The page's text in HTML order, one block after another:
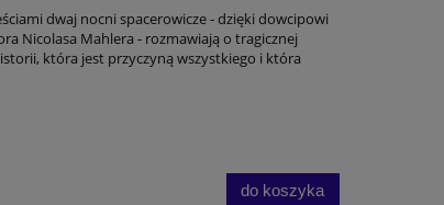
dwaj nocni spacerowicze - dzięki dowcipowi
Nicolasa Mahlera - rozmawiają o tragicznej
która jest przyczyną wszystkiego i która
do koszyka